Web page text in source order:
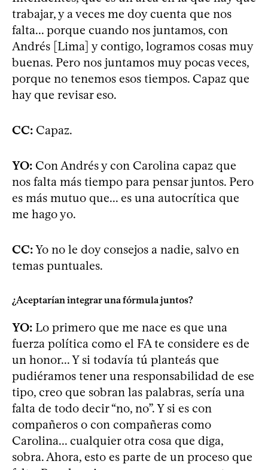
trabajar, y a veces me doy cuenta que nos
falta... porque cuando nos juntamos, con
Andrés [Lima] y contigo, logramos cosas muy
buenas. Pero nos juntamos muy pocas veces,
porque no tenemos esos tiempos. Capaz que
hay que revisar eso.
CC: Capaz.
YO: Con Andrés y con Carolina capaz que
nos falta más tiempo para pensar juntos. Pero
es más mutuo que... es una autocrítica que
me hago yo.
CC:Yo no le doy consejos a nadie, salvo en
temas puntuales.
¿Aceptarían integrar una fórmula juntos?
YO: Lo primero que me nace es que una
fuerza política como el FA te considere es de
un honor... Y si todavía tú planteás que
pudiéramos tener una responsabilidad de ese
tipo, creo que sobran las palabras, sería una
falta de todo decir “no, no”. Y si es con
compañeros o con compañeras como
Carolina... cualquier otra cosa que diga,
sobra. Ahora, esto es parte de un proceso que